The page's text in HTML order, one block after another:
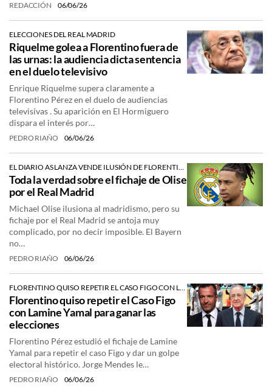
REDACCIÓN 06/06/26
ELECCIONES DEL REAL MADRID
Riquelme golea a Florentino fuera de
las urnas: la audiencia dicta sentencia
en el duelo televisivo
Enrique Riquelme supera claramente a
Florentino Pérez en el duelo de audiencias
televisivas . Su aparición en El Hormiguero
dispara el interés por…
PEDRO RIAÑO 06/06/26
EL DIARIO AS LANZA VENDE ILUSIÓN DE FLORENTINO AL MADRIDISMO
Toda la verdad sobre el fichaje de Olise
por el Real Madrid
Michael Olise ilusiona al madridismo, pero su
fichaje por el Real Madrid se antoja muy
complicado, por no decir imposible. El Bayern
no…
PEDRO RIAÑO 06/06/26
FLORENTINO QUISO REPETIR EL CASO FIGO CON LAMINE YAMAL GANAR LAS ELECCIONES
Florentino quiso repetir el Caso Figo
con Lamine Yamal para ganar las
elecciones
Florentino Pérez estudió el fichaje de Lamine
Yamal para repetir el caso Figo y dar un golpe
electoral histórico. Jorge Mendes le…
PEDRO RIAÑO 06/06/26